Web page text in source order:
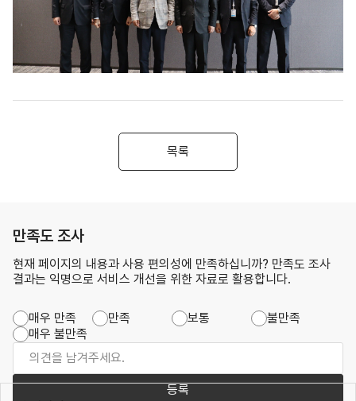
목록
만족도 조사
현재 페이지의 내용과 사용 편의성에 만족하십니까? 만족도 조사
결과는 익명으로 서비스 개선을 위한 자료로 활용합니다.
매우 만족 만족 보통
불만족
매우 불만족
등록